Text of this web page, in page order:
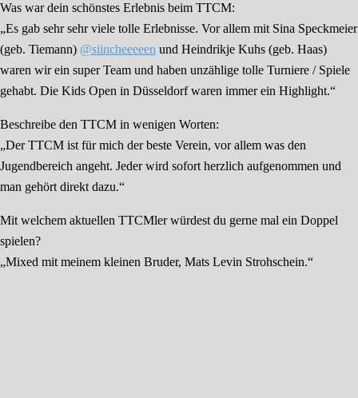
Was war dein schönstes Erlebnis beim TTCM:
„Es gab sehr sehr viele tolle Erlebnisse. Vor allem mit Sina Speckmeier
(geb. Tiemann) @siincheeeeen und Heindrikje Kuhs (geb. Haas)
waren wir ein super Team und haben unzählige tolle Turniere / Spiele
gehabt. Die Kids Open in Düsseldorf waren immer ein Highlight.“
Beschreibe den TTCM in wenigen Worten:
„Der TTCM ist für mich der beste Verein, vor allem was den
Jugendbereich angeht. Jeder wird sofort herzlich aufgenommen und
man gehört direkt dazu.“
Mit welchem aktuellen TTCMler würdest du gerne mal ein Doppel
spielen?
„Mixed mit meinem kleinen Bruder, Mats Levin Strohschein.“